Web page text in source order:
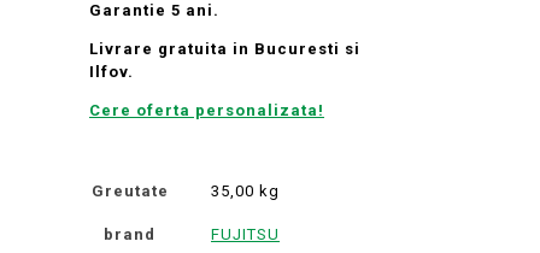
Garantie 5 ani.
Livrare gratuita in Bucuresti si
Ilfov.
Cere oferta personalizata!
Greutate 35,00 kg
brand FUJITSU